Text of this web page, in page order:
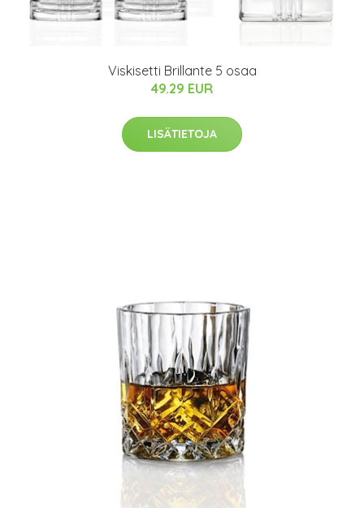
Viskisetti Brillante 5 osaa
49.29 EUR
LISÄTIETOJA